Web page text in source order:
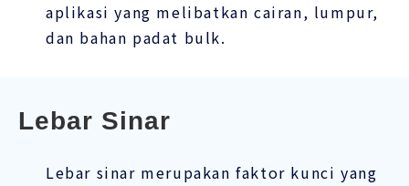
aplikasi yang melibatkan cairan, lumpur,
dan bahan padat bulk.
Lebar Sinar
Lebar sinar merupakan faktor kunci yang